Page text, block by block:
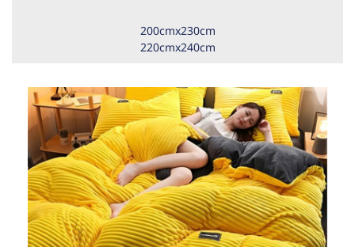
200cmx230cm
220cmx240cm